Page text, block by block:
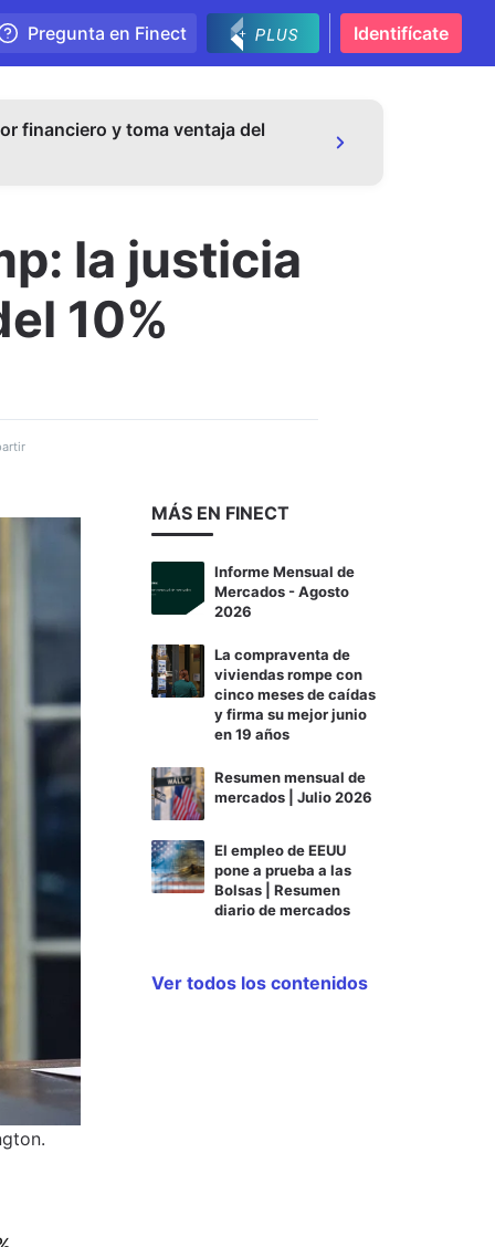
Pregunta en Finect Identifícate
financiero y toma ventaja del
la justicia
10%
MÁS EN FINECT
Informe Mensual de
Mercados - Agosto
2026
La compraventa de
viviendas rompe con
cinco meses de caídas
y firma su mejor junio
en 19 años
Resumen mensual de
mercados | Julio 2026
El empleo de EEUU
pone a prueba a las
Bolsas | Resumen
diario de mercados
Ver todos los contenidos